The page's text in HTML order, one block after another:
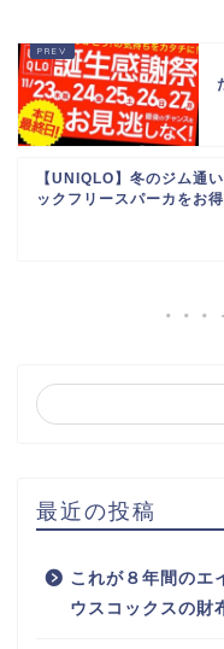
【UNIQLO】冬のジム通
ックフリースパーカをお
最近の投稿
これが８年間のエ
ウスコックスの財